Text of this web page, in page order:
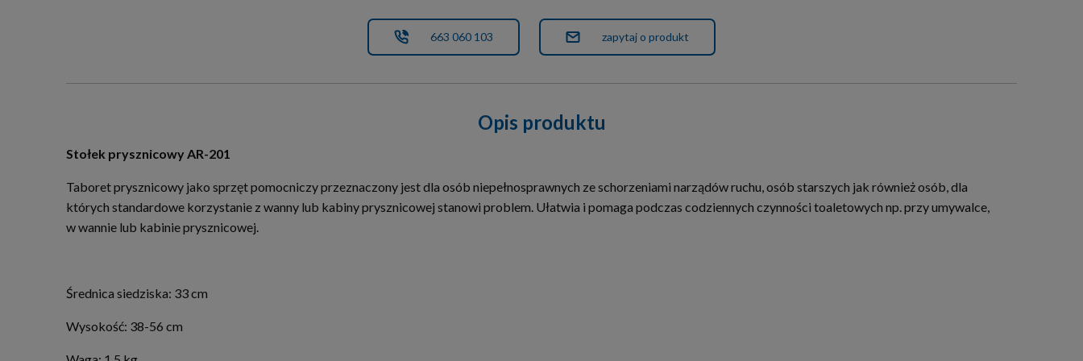
663 060 103 zapytaj o produkt
Opis produktu
Stołek prysznicowy AR-201
Taboret prysznicowy jako sprzęt pomocniczy przeznaczony jest dla osób niepełnosprawnych ze schorzeniami narządów ruchu, osób starszych jak również osób, dla
których standardowe korzystanie z wanny lub kabiny prysznicowej stanowi problem. Ułatwia i pomaga podczas codziennych czynności toaletowych np. przy umywalce,
w wannie lub kabinie prysznicowej.
Średnica siedziska: 33 cm
Wysokość: 38-56 cm